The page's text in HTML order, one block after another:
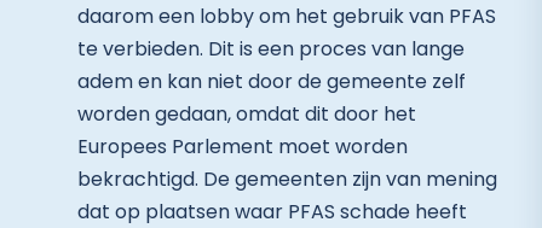
daarom een lobby om het gebruik van PFAS
te verbieden. Dit is een proces van lange
adem en kan niet door de gemeente zelf
worden gedaan, omdat dit door het
Europees Parlement moet worden
bekrachtigd. De gemeenten zijn van mening
dat op plaatsen waar PFAS schade heeft